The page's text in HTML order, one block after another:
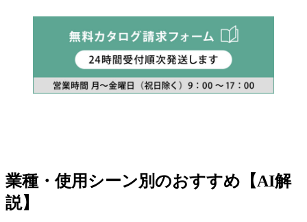
業種・使用シーン別のおすすめ【AI解
説】